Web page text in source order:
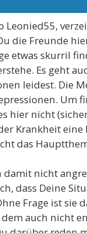
Leonied55,
die Freunde
etwas skurril
Es geht
leidest. Die
Um
hier nicht
Krankheit eine
das
damit nicht
dass Deine
Frage ist sie
auch nicht